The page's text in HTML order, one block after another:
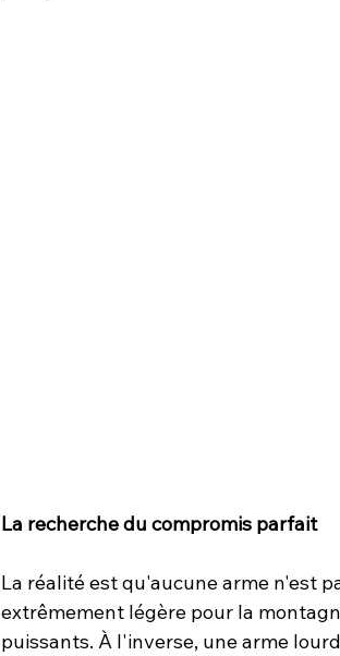
La recherche du compromis parfait
La réalité est qu'aucune arme n'est
extrêmement légère pour la
puissants. À l'inverse, une arme